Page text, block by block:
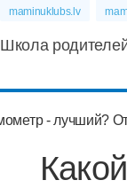
maminuklubs.lv
Школа